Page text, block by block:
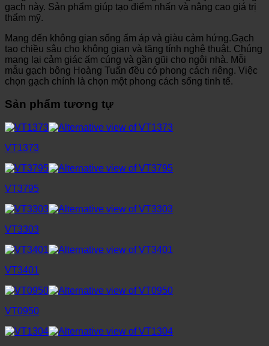
gạch này. Sản phẩm giúp tạo điểm nhấn và nâng cao giá trị
thẩm mỹ.
Mang đến không gian sống ấm áp và giàu cảm hứng.Gạch
tạo chiều sâu cho không gian và tăng tính nghệ thuật. Chúng
mang lại cảm giác ấm cúng và gần gũi cho ngôi nhà. Mỗi
mẫu gạch bông Hoàng Tuấn đều có phong cách riêng. Việc
chọn gạch chính là chọn một phong cách sống tinh tế.
Sản phẩm tương tự
VT1373
VT3795
VT3303
VT3401
VT0950